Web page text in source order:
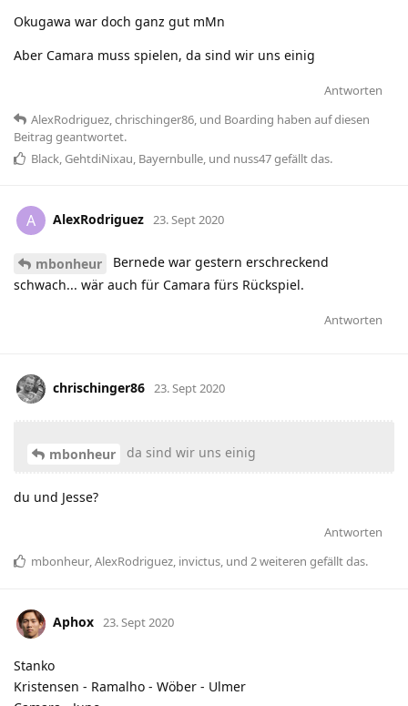
Okugawa war doch ganz gut mMn
Aber Camara muss spielen, da sind wir uns einig
Antworten
AlexRodriguez,chrischinger86, und Boarding haben auf diesen
Beitrag geantwortet.
Black, GehtdiNixau, Bayernbulle, und nuss47gefällt das.
A AlexRodriguez 23. Sept 2020
mbonheur
Bernede war gestern erschreckend
schwach... wär auch für Camara fürs Rückspiel.
Antworten
chrischinger86 23. Sept 2020
mbonheur da sind wir uns einig
du und Jesse?
Antworten
mbonheur AlexRodriguez invictus , und 2weiteren gefällt das.
Aphox 23. Sept 2020
Stanko
Kristensen - Ramalho - Wöber - Ulmer